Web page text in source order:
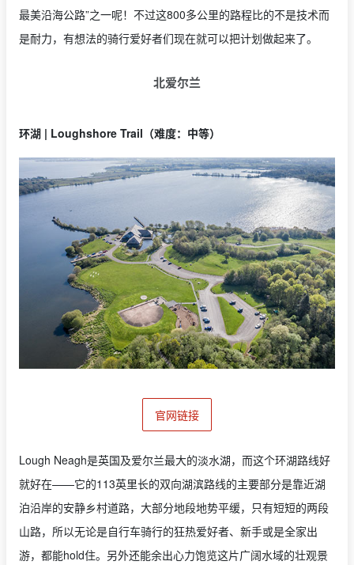
最美沿海公路”之一呢！不过这800多公里的路程比的不是技术而
是耐力，有想法的骑行爱好者们现在就可以把计划做起来了。
北爱尔兰
环湖 | Loughshore Trail（难度：中等）
官网链接
Lough Neagh是英国及爱尔兰最大的淡水湖，而这个环湖路线好
就好在——它的113英里长的双向湖滨路线的主要部分是靠近湖
泊沿岸的安静乡村道路，大部分地段地势平缓，只有短短的两段
山路，所以无论是自行车骑行的狂热爱好者、新手或是全家出
游，都能hold住。另外还能余出心力饱览这片广阔水域的壮观景